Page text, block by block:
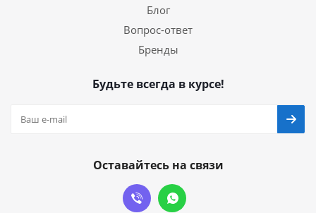
Блог
Вопрос-ответ
Бренды
Будьте всегда в курсе!
Оставайтесь на связи